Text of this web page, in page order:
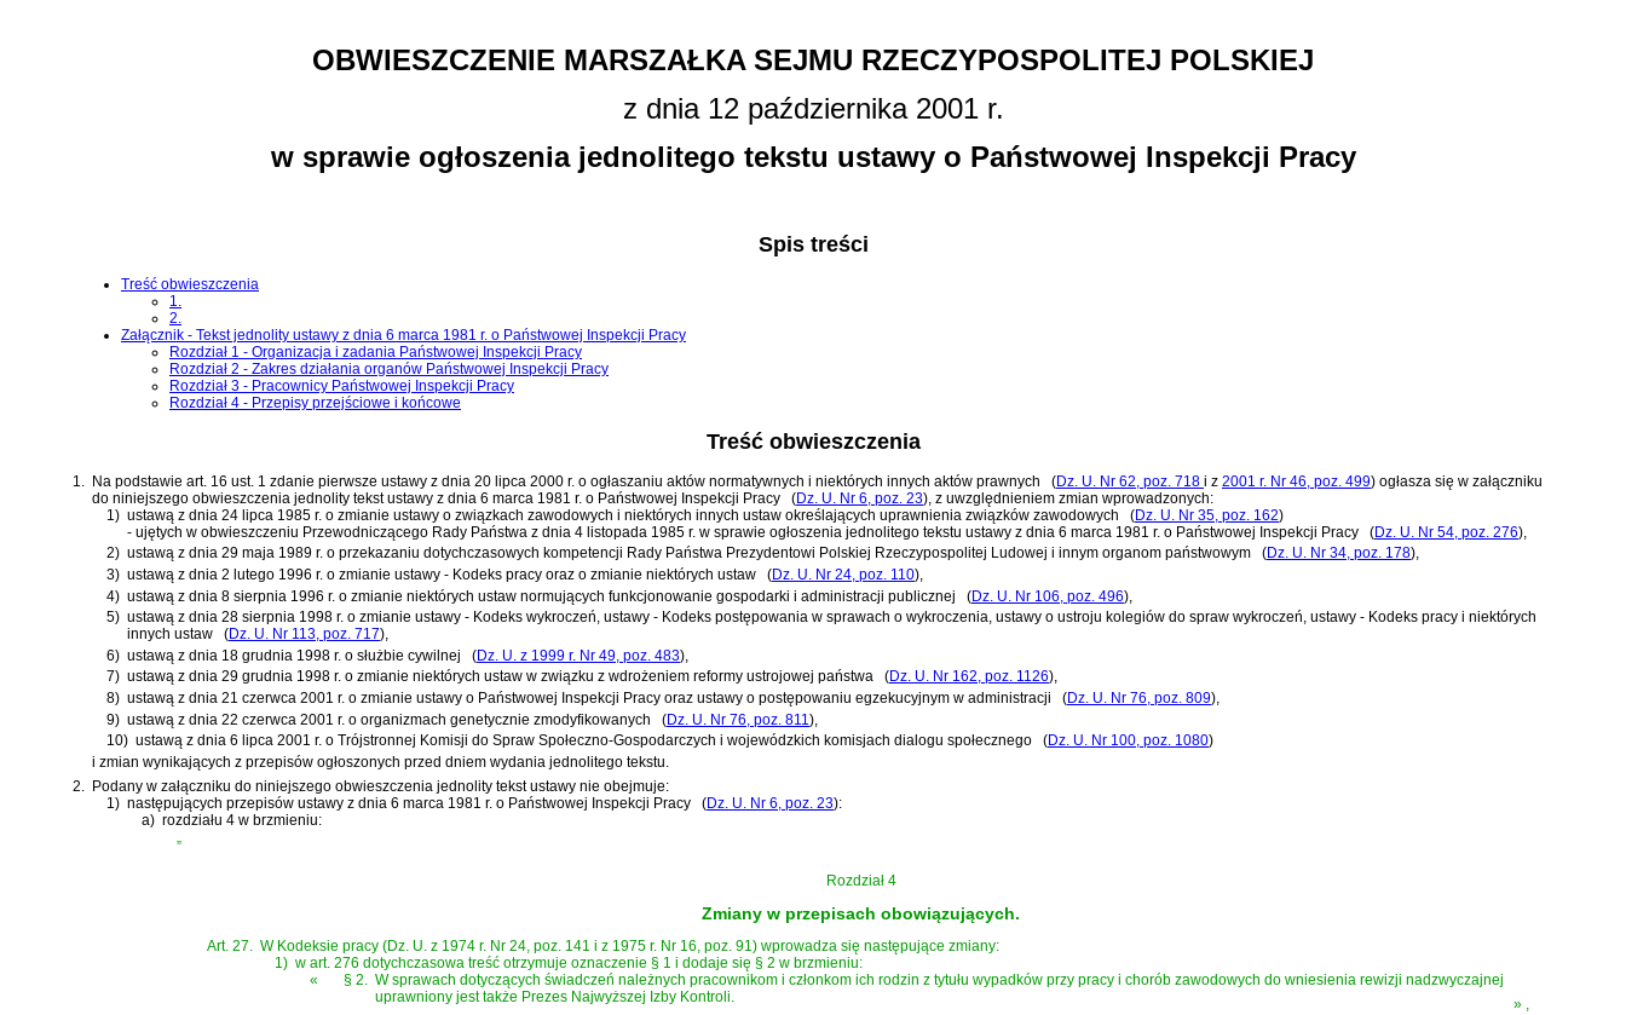
OBWIESZCZENIE MARSZAŁKA SEJMU RZECZYPOSPOLITEJ POLSKIEJ
z dnia 12 października 2001 r.
w sprawie ogłoszenia jednolitego tekstu ustawy o Państwowej Inspekcji Pracy
Spis treści
Treść obwieszczenia
1.
2.
Załącznik - Tekst jednolity ustawy z dnia 6 marca 1981 r. o Państwowej Inspekcji Pracy
Rozdział 1 - Organizacja i zadania Państwowej Inspekcji Pracy
Rozdział 2 - Zakres działania organów Państwowej Inspekcji Pracy
Rozdział 3 - Pracownicy Państwowej Inspekcji Pracy
Rozdział 4 - Przepisy przejściowe i końcowe
Treść obwieszczenia
1. Na podstawie art. 16 ust. 1 zdanie pierwsze ustawy z dnia 20 lipca 2000 r. o ogłaszaniu aktów normatywnych i niektórych innych aktów prawnych (Dz. U. Nr 62, poz. 718 i z 2001 r. Nr 46, poz. 499) ogłasza się w załączniku
do niniejszego obwieszczenia jednolity tekstustawy z dnia 6 marca 1981 r. o Państwowej Inspekcji Pracy (Dz. U. Nr 6, poz. 23), z uwzględnieniem zmian wprowadzonych:
1) ustawą z dnia 24 lipca 1985 r. o zmianie ustawy o związkach zawodowych i niektórych innych ustaw określających uprawnienia związków zawodowych (Dz. U. Nr 35, poz. 162)
- ujętych w obwieszczeniu Przewodniczącego Rady Państwa z dnia 4 listopada 1985 r. w sprawie ogłoszenia jednolitego tekstu ustawy z dnia 6 marca 1981 r. o Państwowej Inspekcji Pracy (Dz. U. Nr 54, poz. 276),
2) ustawą z dnia 29 maja 1989 r. o przekazaniu dotychczasowych kompetencji Rady Państwa Prezydentowi Polskiej Rzeczypospolitej Ludowej i innym organom państwowym (Dz. U. Nr 34, poz. 178),
3) ustawą z dnia 2 lutego 1996 r. o zmianie ustawy - Kodeks pracy oraz o zmianie niektórych ustaw (Dz. U. Nr 24, poz. 110),
4) ustawą z dnia 8 sierpnia 1996 r. o zmianie niektórych ustaw normujących funkcjonowanie gospodarki i administracji publicznej (Dz. U. Nr 106, poz. 496)
5) ustawą z dnia 28 sierpnia 1998 r. o zmianie ustawy - Kodeks wykroczeń, ustawy - Kodeks postępowania w sprawach o wykroczenia, ustawy o ustroju kolegiów do spraw wykroczeń, ustawy - Kodeks pracy i niektórych
innych ustaw
(Dz. U. Nr 113, poz. 717),
6) ustawą z dnia 18 grudnia 1998 r. o służbie cywilnej (Dz. U. z 1999 r. Nr 49, poz. 483)
7) ustawą z dnia 29 grudnia 1998 r. o zmianie niektórych ustaw w związku z wdrożeniem reformy ustrojowej państwa (Dz. U. Nr 162, poz. 1126),
8) ustawą z dnia 21 czerwca 2001 r. o zmianie ustawy o Państwowej Inspekcji Pracy oraz ustawy o postępowaniu egzekucyjnym w administracji (Dz. U. Nr 76, poz. 809),
9) ustawą z dnia 22 czerwca 2001 r. o organizmach genetycznie zmodyfikowanych (Dz. U. Nr 76, poz. 811 )
10) ustawą z dnia 6 lipca 2001 r. o Trójstronnej Komisji do Spraw Społeczno-Gospodarczych i wojewódzkich komisjach dialogu społecznego (Dz. U. Nr 100, poz. 1080)
i zmian wynikających z przepisów ogłoszonych przed dniem wydania jednolitego tekstu.
2.
Podany w załączniku do niniejszego obwieszczenia jednolity tekst ustawy nie obejmuje:
1) następujących przepisów ustawy z dnia 6 marca 1981 r. o Państwowej Inspekcji Pracy (Dz. U. Nr 6, poz. 23):
a) rozdziału 4 w brzmieniu:
Rozdział 4
Zmiany w przepisach obowiązujących.
Art. 27.
W Kodeksie pracy (Dz. U. z 1974 r. Nr 24, poz. 141 i z 1975 r. Nr 16, poz. 91) wprowadza się następujące zmiany:
1) w art. 276 dotychczasowa treść otrzymuje oznaczenie § 1 i dodaje się § 2 w brzmieniu:
«
§ 2.
W sprawach dotyczących świadczeń należnych pracownikom i członkom ich rodzin z tytułu wypadków przy pracy i chorób zawodowych do wniesienia rewizji nadzwyczajnej
uprawniony jest także Prezes Najwyższej Izby Kontroli.
»